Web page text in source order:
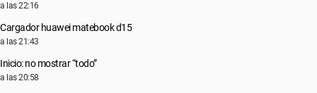
a las 22:16
Cargador huawei matebook d15
a las 21:43
Inicio: no mostrar “todo”
a las 20:58